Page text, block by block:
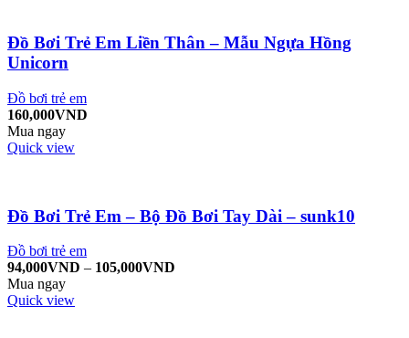
Đồ Bơi Trẻ Em Liền Thân – Mẫu Ngựa Hồng
Unicorn
Đồ bơi trẻ em
160,000VND
Mua ngay
Quick view
Đồ Bơi Trẻ Em – Bộ Đồ Bơi Tay Dài – sunk10
Đồ bơi trẻ em
94,000VND – 105,000VND
Mua ngay
Quick view